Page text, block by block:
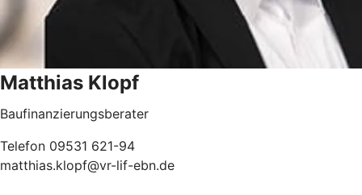
Matthias Klopf
Baufinanzierungsberater
Telefon 09531 621-94
matthias.klopf@vr-lif-ebn.de